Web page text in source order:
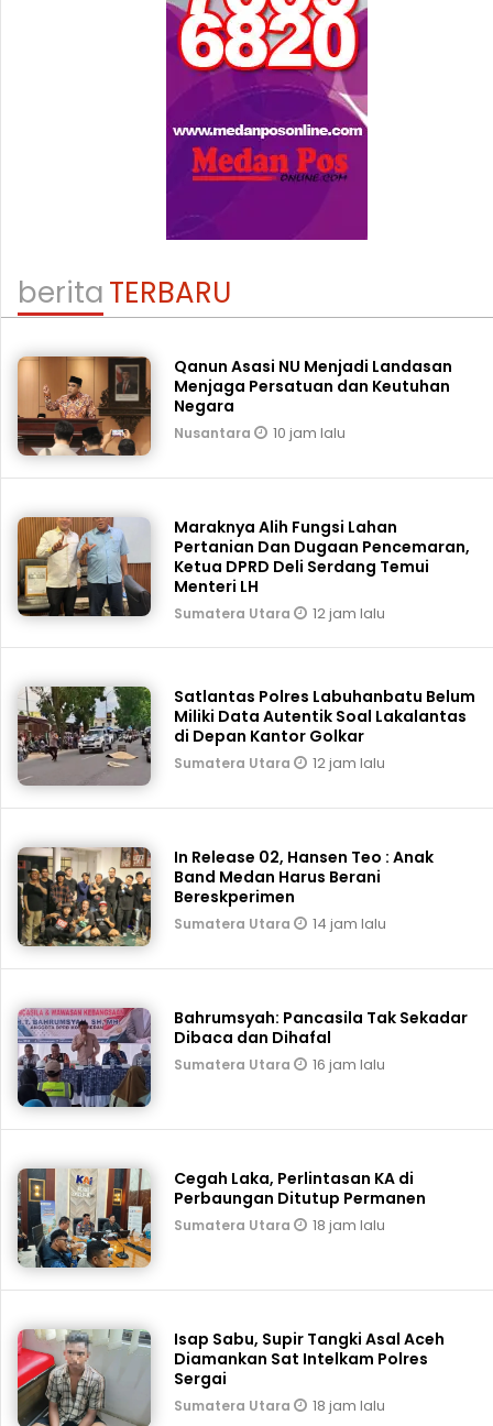
beritaTERBARU
Qanun Asasi NU Menjadi Landasan
Menjaga Persatuan dan Keutuhan
Negara
Nusantara 10 jam lalu
Maraknya Alih Fungsi Lahan
Pertanian Dan Dugaan Pencemaran,
Ketua DPRD Deli Serdang Temui
Menteri LH
Sumatera Utara 12 jam lalu
Satlantas Polres Labuhanbatu Belum
Miliki Data Autentik Soal Lakalantas
di Depan Kantor Golkar
Sumatera Utara 12 jam lalu
In Release 02, Hansen Teo : Anak
Band Medan Harus Berani
Bereskperimen
Sumatera Utara 14 jam lalu
Bahrumsyah: Pancasila Tak Sekadar
Dibaca dan Dihafal
Sumatera Utara 16 jam lalu
Cegah Laka, Perlintasan KA di
Perbaungan Ditutup Permanen
Sumatera Utara 18 jam lalu
Isap Sabu, Supir Tangki Asal Aceh
Diamankan Sat Intelkam Polres
Sergai
Sumatera Utara 18 jam lalu